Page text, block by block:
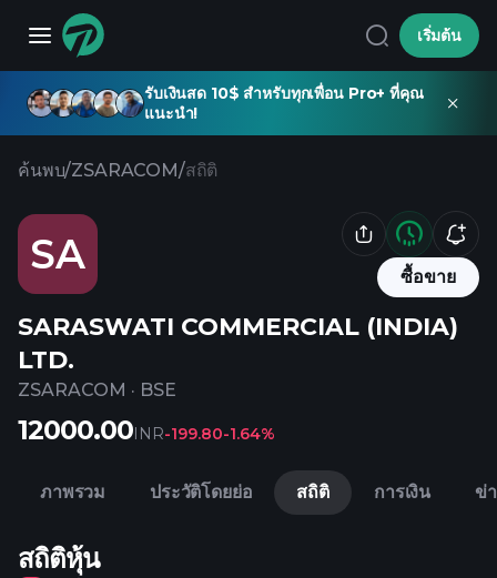
เริ่มต้น
รับเงินสด 10$ สำหรับทุกเพื่อน Pro+ ที่คุณ
แนะนำ!
ค้นพบ/ZSARACOM/สถิติ
SA ซื้อขาย
SARASWATI COMMERCIAL (INDIA)
LTD.
ZSARACOM · BSE
12000.00INR-199.80-1.64%
ภาพรวม ประวัติโดยย่อ สถิติ การเงิน ข่
สถิติหุ้น